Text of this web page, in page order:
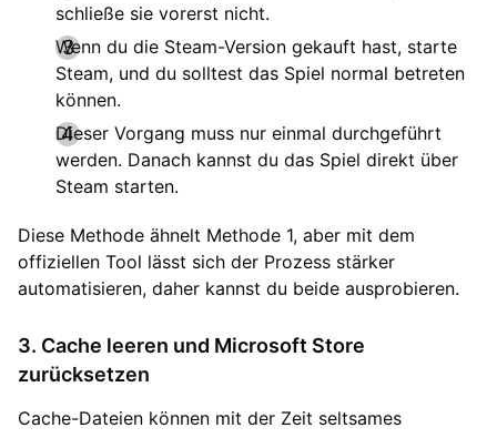
schließe sie vorerst nicht.
Wenn du die Steam-Version gekauft hast, starte
Steam, und du solltest das Spiel normal betreten
können.
Dieser Vorgang muss nur einmal durchgeführt
werden. Danach kannst du das Spiel direkt über
Steam starten.
Diese Methode ähnelt Methode 1, aber mit dem
offiziellen Tool lässt sich der Prozess stärker
automatisieren, daher kannst du beide ausprobieren.
3. Cache leeren und Microsoft Store
zurücksetzen
Cache-Dateien können mit der Zeit seltsames